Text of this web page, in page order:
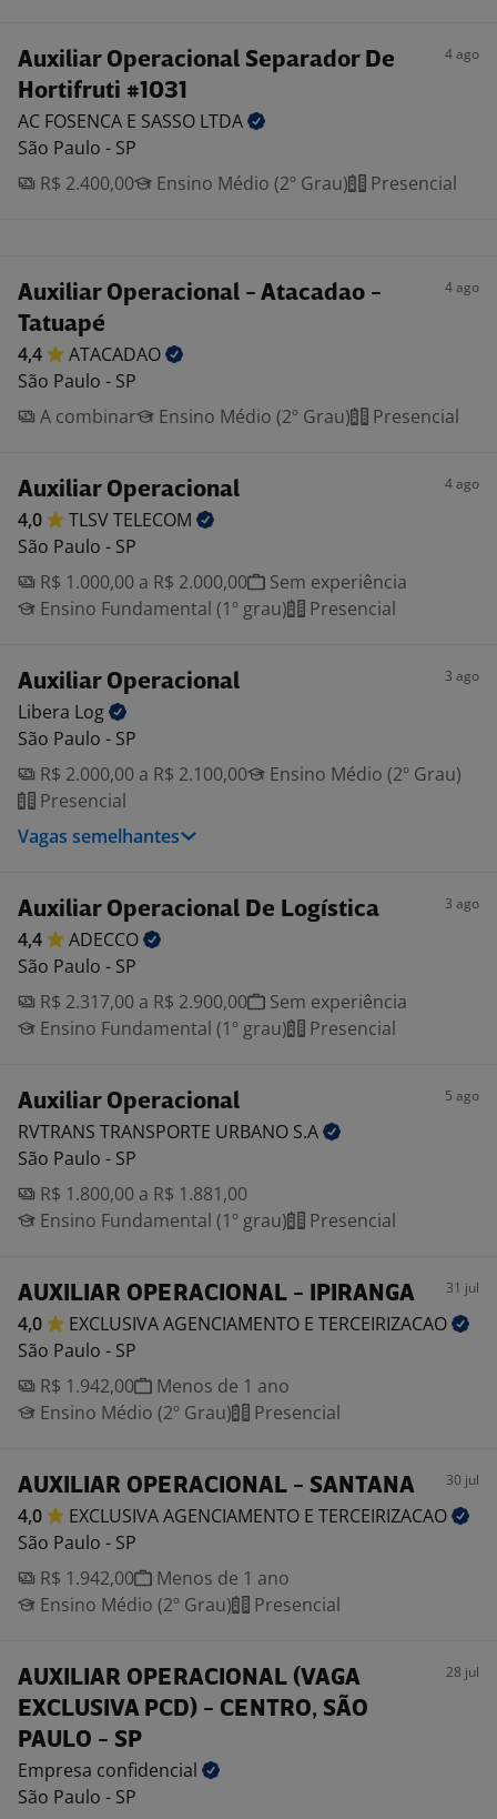
Auxiliar Operacional Separador De
Hortifruti #1031
4 ago
AC FOSENCA E SASSO LTDA
São Paulo - SP
R$ 2.400,00
Ensino Médio (2º Grau) Presencial
Auxiliar Operacional - Atacadao -
Tatuapé
4 ago
4,4
ATACADAO
São Paulo - SP
A combinar
Ensino Médio (2º Grau) Presencial
Auxiliar Operacional 4 ago
4,0 TLSVTELECOM
São Paulo - SP
R$ 1.000,00 a R$ 2.000,00
Sem experiência
Ensino Fundamental (1º grau)
Presencial
Auxiliar Operacional 3 ago
Libera Log
São Paulo - SP
R$ 2.000,00 a R$ 2.100,00
Ensino Médio (2º Grau)
Presencial
Vagas semelhantes
Auxiliar Operacional De Logística 3 ago
4,4
ADECCO
São Paulo - SP
R$ 2.317,00 a R$ 2.900,00
Sem experiência
Ensino Fundamental (1º grau)
Presencial
Auxiliar Operacional 5 ago
RVTRANS TRANSPORTE URBANO S.A
São Paulo - SP
R$ 1.800,00 a R$ 1.881,00
Ensino Fundamental (1º grau)
Presencial
AUXILIAR OPERACIONAL - IPIRANGA 31 jul
4,0 EXCLUSIVA AGENCIAMENTO E TERCEIRIZACAO
São Paulo - SP
R$ 1.942,00
Menos de 1 ano
Ensino Médio (2º Grau)
Presencial
AUXILIAR OPERACIONAL - SANTANA 30 jul
4,0 EXCLUSIVA AGENCIAMENTO E TERCEIRIZACAO
São Paulo - SP
R$ 1.942,00
Menos de 1 ano
Ensino Médio (2º Grau)
Presencial
AUXILIAR OPERACIONAL (VAGA
EXCLUSIVA PCD) - CENTRO, SÃO
PAULO - SP
28 jul
Empresa confidencial
São Paulo - SP